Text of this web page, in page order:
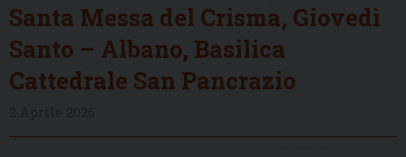
Santa Messa del Crisma, Giovedì
Santo – Albano, Basilica
Cattedrale San Pancrazio